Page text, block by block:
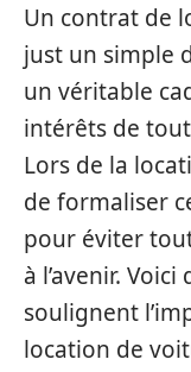
Un contrat de
just un simple
un véritable
intérêts de
Lors de la
de formaliser
pour éviter
à l’avenir.
soulignent
location de